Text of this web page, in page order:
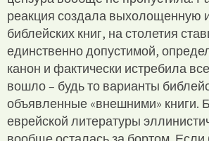
реакция создала выхолощенную
библейских книг, на столетия
единственно допустимой,
канон и фактически истребила
вошло – будь то варианты
объявленные «внешними» книги.
еврейской литературы